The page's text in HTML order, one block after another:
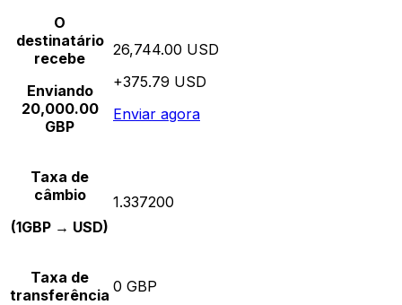
O
destinatário
recebe
Enviando
20,000.00
GBP
26,744.00 USD
+375.79 USD
Enviar agora
Taxa de
câmbio
(1GBP → USD)
1.337200
Taxa de
transferência 0 GBP